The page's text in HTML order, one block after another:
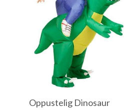
Oppustelig Dinosaur